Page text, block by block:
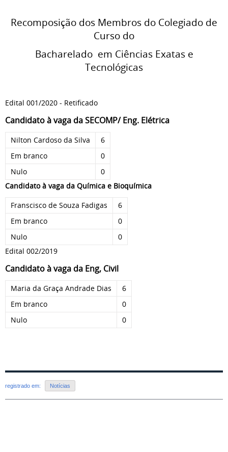
Recomposição dos Membros do Colegiado de
Curso do
Bacharelado em Ciências Exatas e
Tecnológicas
Edital 001/2020 - Retificado
Candidato à vaga da SECOMP/ Eng. Elétrica
Nilton Cardoso da Silva
6
Em branco
0
Nulo
0
Candidato à vaga da Química e Bioquímica
Franscisco de Souza Fadigas
6
Em branco
0
Nulo
0
Edital 002/2019
Candidato à vaga da Eng, Civil
Maria da Graça Andrade Dias
6
Em branco
0
Nulo
0
registrado em: Notícias